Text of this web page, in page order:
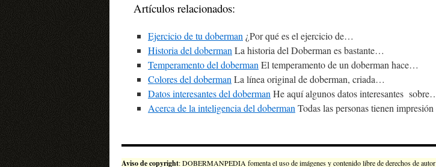
Artículos relacionados:
Ejercicio de tu doberman ¿Por qué es el ejercicio de…
Historia del doberman La historia del Doberman es bastante…
Temperamento del doberman El temperamento de un doberman hace…
Colores del doberman La línea original de doberman, criada…
Datos interesantes del doberman He aquí algunos datos interesantes
Acerca de la inteligencia del doberman Todas las personas tienen
Aviso de copyright: DOBERMANPEDIA fomenta el uso de imágenes y contenido libre de derechos de